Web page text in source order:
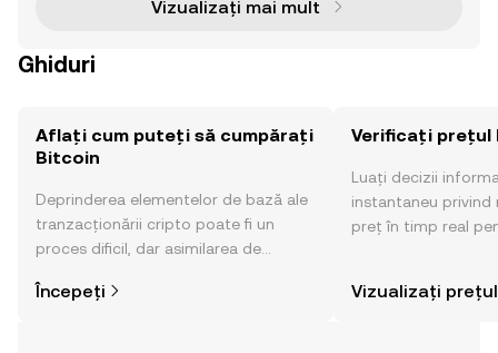
Vizualizați mai mult
Ghiduri
Aflați cum puteți să cumpărați
Bitcoin
Deprinderea elementelor de bază ale
tranzacționării cripto poate fi un
proces dificil, dar asimilarea de
cumpărare a activelor cripto este mai
Începeți
Verificați prețul
Luați decizii
instantaneu privind
preț în timp real
Vizualizați prețul